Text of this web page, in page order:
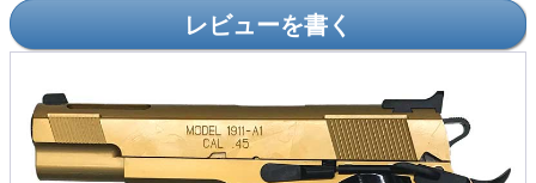
レビューを書く